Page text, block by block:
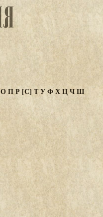
ОПР [С] ТУФХЦЧШ